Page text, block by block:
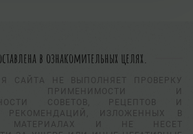
в ознакомительных целях.
САЙТА НЕ ВЫПОЛНЯЕТ ПРОВЕРКУ
ПРИМЕНИМОСТИ И
СОВЕТОВ, РЕЦЕПТОВ И
РЕКОМЕНДАЦИЙ, ИЗЛОЖЕННЫХ В
МАТЕРИАЛАХ И НЕ НЕСЕТ